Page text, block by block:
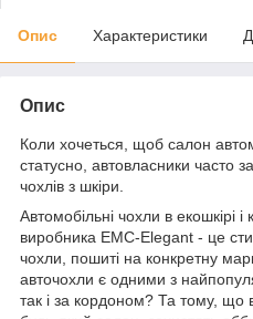
Опис Характеристики
Опис
Коли хочеться, щоб салон
статусно, автовласники часто
чохлів з шкіри.
Автомобільні чохли в екошкірі
виробника EMC-Elegant - це
чохли, пошиті на конкретну
авточохли є одними з
так і за кордоном? Та тому, що